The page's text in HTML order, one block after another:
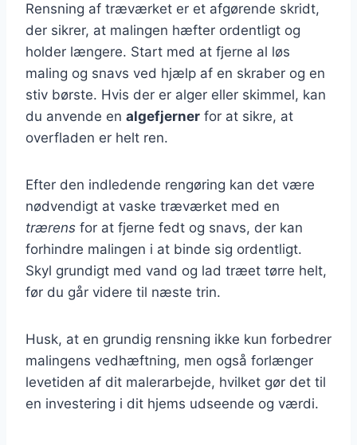
Rensning af træværket er et afgørende skridt,
der sikrer, at malingen hæfter ordentligt og
holder længere. Start med at fjerne al løs
maling og snavs ved hjælp af en skraber og en
stiv børste. Hvis der er alger eller skimmel, kan
du anvende en algefjerner for at sikre, at
overfladen er helt ren.
Efter den indledende rengøring kan det være
nødvendigt at vaske træværket med en
trærens for at fjerne fedt og snavs, der kan
forhindre malingen i at binde sig ordentligt.
Skyl grundigt med vand og lad træet tørre helt,
før du går videre til næste trin.
Husk, at en grundig rensning ikke kun forbedrer
malingens vedhæftning, men også forlænger
levetiden af dit malerarbejde, hvilket gør det til
en investering i dit hjems udseende og værdi.